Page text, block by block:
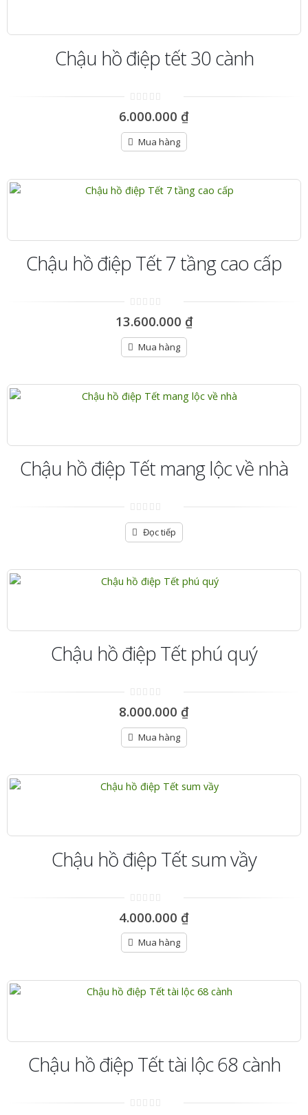
Chậu hồ điệp tết 30 cành
0
out
5
6.000.000 ₫
Mua hàng
Chậu hồ điệp Tết 7 tầng cao cấp
0
out
5
13.600.000 ₫
Mua hàng
Chậu hồ điệp Tết mang lộc về nhà
0
out
of
Đọc tiếp
Chậu hồ điệp Tết phú quý
0
out
5
8.000.000 ₫
Mua hàng
Chậu hồ điệp Tết sum vầy
0
out
5
4.000.000 ₫
Mua hàng
Chậu hồ điệp Tết tài lộc 68 cành